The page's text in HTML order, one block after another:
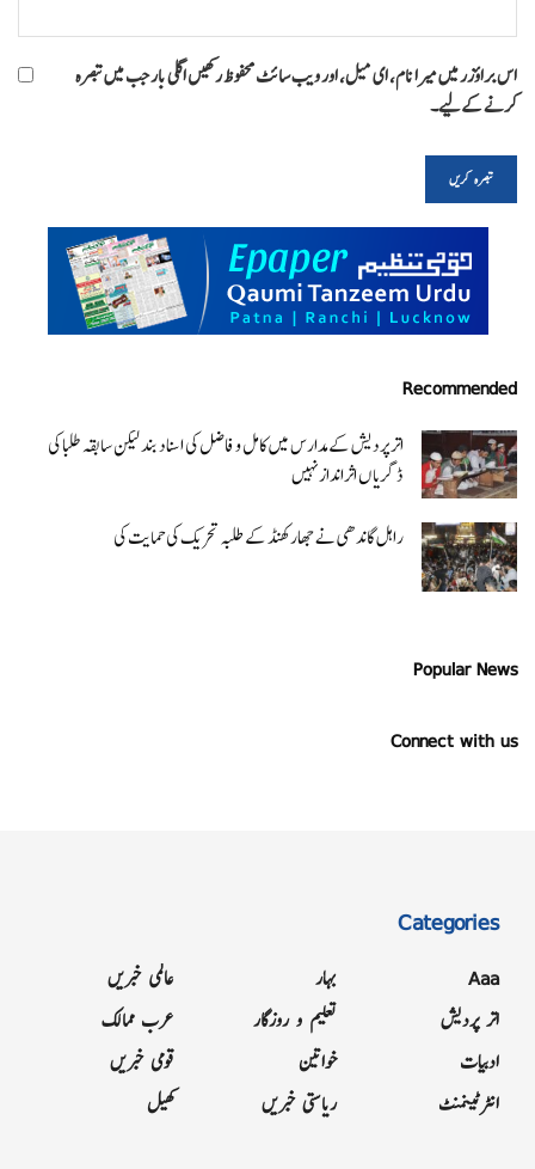
اس براؤزر میں میرا نام، ای میل، اور ویب سائٹ محفوظ رکھیں اگلی بار جب میں تبصرہ
کرنے کےلیے۔
Recommended
اتر پردیش کےمدارس میں کامل و فاضل کی اسناد بند لیکن سابقہ طلبا کی
ڈگریا ں اثرانداز نہیں
راہل گاندھی نے جھارکھنڈ کے طلبہ تحریک کی حمایت کی
Popular News
Connect with us
Categories
Aaa
اتر پردیش
ادبیات
انٹرٹینمنٹ
بہار
تعلیم و روزگار
خواتین
ریاستی خبریں
عالمی خبریں
عرب ممالک
قومی خبریں
کھیل